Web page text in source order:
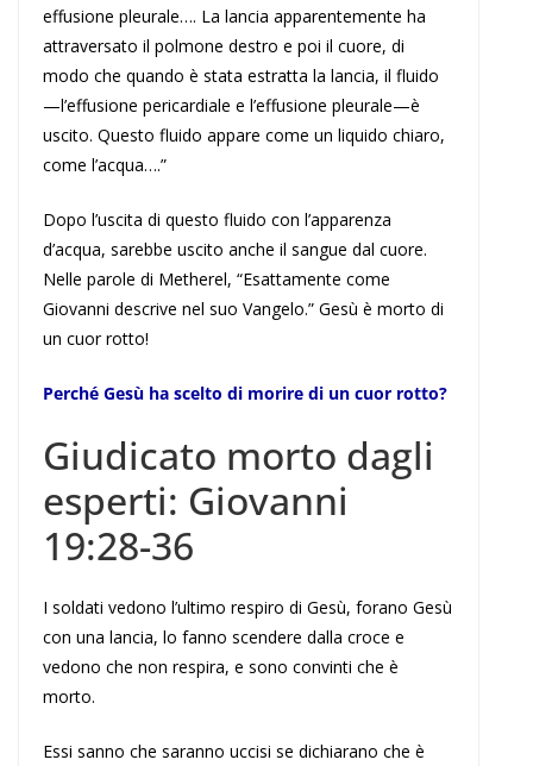
effusione pleurale…. La lancia apparentemente ha
attraversato il polmone destro e poi il cuore, di
modo che quando è stata estratta la lancia, il fluido
—l’effusione pericardiale e l’effusione pleurale—è
uscito. Questo fluido appare come un liquido chiaro,
come l’acqua….”
Dopo l’uscita di questo fluido con l’apparenza
d’acqua, sarebbe uscito anche il sangue dal cuore.
Nelle parole di Metherel, “Esattamente come
Giovanni descrive nel suo Vangelo.” Gesù è morto di
un cuor rotto!
Perché Gesù ha scelto di morire di un cuor rotto?
Giudicato morto dagli
esperti: Giovanni
19:28-36
I soldati vedono l’ultimo respiro di Gesù, forano Gesù
con una lancia, lo fanno scendere dalla croce e
vedono che non respira, e sono convinti che è
morto.
Essi sanno che saranno uccisi se dichiarano che è